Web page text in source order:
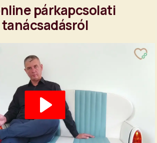
párkapcsolati
tanácsadásról